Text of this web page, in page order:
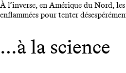
À l’inverse, en Amérique du Nord,
enflammées pour tenter
…à la science